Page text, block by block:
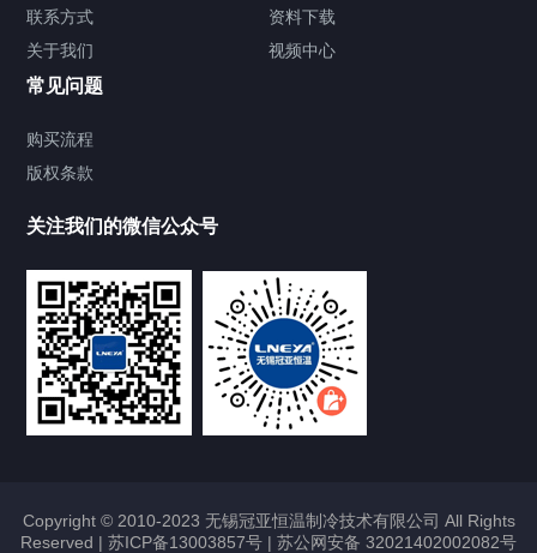
TCU温度控制单元
Chiller气体控温系统
Chamber试验箱
FREEZER低温箱
VOCs冷凝回收装置
联系方式
关于我们
资料下载
视频中心
常见问题
购买流程
版权条款
关注我们的微信公众号
Copyright © 2010-2023 无锡冠亚恒温制冷技术有限公司 All Rights
Reserved | 苏ICP备13003857号 | 苏公网安备 32021402002082号